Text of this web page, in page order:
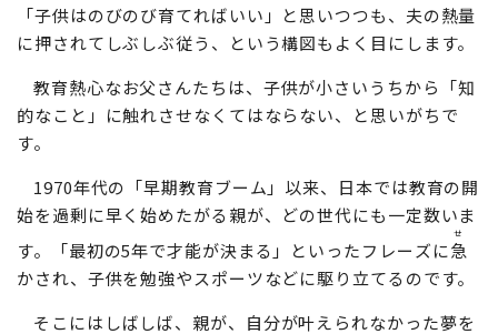
く目にします。
「お受験」に熱心なお父さんも増えています。母親は
「子供はのびのび育てればいい」と思いつつも、夫の熱量
に押されてしぶしぶ従う、という構図もよく目にします。
教育熱心なお父さんたちは、子供が小さいうちから「知
的なこと」に触れさせなくてはならない、と思いがちで
す。
1970年代の「早期教育ブーム」以来、日本では教育の開
始を過剰に早く始めたがる親が、どの世代にも一定数いま
す。「最初の5年で才能が決まる」といったフレーズに急